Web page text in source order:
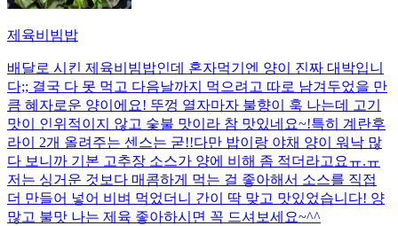
제육비빔밥
배달로 시킨 제육비빔밥인데 혼자먹기엔 양이 진짜 대박입니
다;; 결국 다 못 먹고 다음날까지 먹으려고 따로 남겨두었을 만
큼 혜자로운 양이에요! 뚜껑 열자마자 불향이 훅 나는데 고기
맛이 인위적이지 않고 숯불 맛이라 참 맛있네요~!특히 계란후
라이 2개 올려주는 센스는 굳!! ​다만 밥이랑 야채 양이 워낙 많
다 보니까 기본 고추장 소스가 양에 비해 좀 적더라고요ㅠ.ㅠ
저는 싱거운 것보다 매콤하게 먹는 걸 좋아해서 소스를 직접
더 만들어 넣어 비벼 먹었더니 간이 딱 맞고 맛있었습니다! 양
많고 불맛 나는 제육 좋아하시면 꼭 드셔보세요~^^